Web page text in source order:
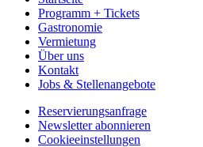
Programm + Tickets
Gastronomie
Vermietung
Über uns
Kontakt
Jobs & Stellenangebote
Reservierungsanfrage
Newsletter abonnieren
Cookieeinstellungen